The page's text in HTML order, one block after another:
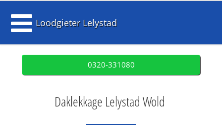
Loodgieter Lelystad
0320-331080
Daklekkage Lelystad Wold